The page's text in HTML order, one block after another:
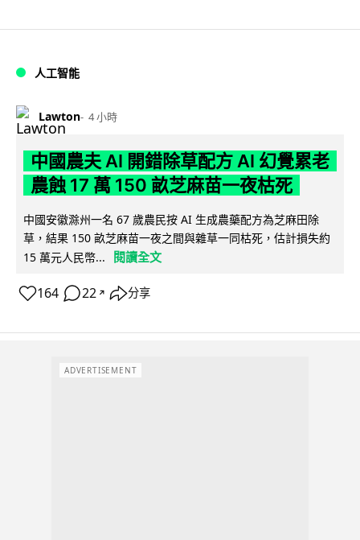
人工智能
Lawton 4 小時
中國農夫 AI 開錯除草配方 AI 幻覺累老
農蝕 17 萬 150 畝芝麻苗一夜枯死
中國安徽滁州一名 67 歲農民按 AI 生成農藥配方為芝麻田除
草，結果 150 畝芝麻苗一夜之間與雜草一同枯死，估計損失約
15 萬元人民幣...
閱讀全文
164 22 ↗ 分享
ADVERTISEMENT